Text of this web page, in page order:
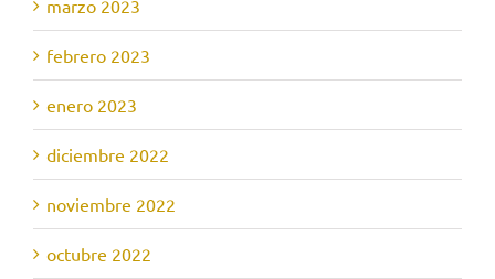
marzo 2023
febrero 2023
enero 2023
diciembre 2022
noviembre 2022
octubre 2022